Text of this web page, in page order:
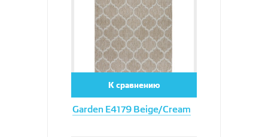
Garden E4179 Beige/Cream
К сравнению